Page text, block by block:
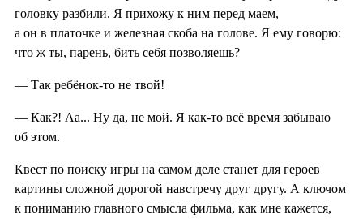
головку разбили. Я прихожу к ним перед маем,
а он в платочке и железная скоба на голове. Я ему говорю:
что ж ты, парень, бить себя позволяешь?
— Так ребёнок-то не твой!
— Как?! Аа... Ну да, не мой. Я как-то всё время забываю
об этом.
Квест по поиску игры на самом деле станет для героев
картины сложной дорогой навстречу друг другу. А ключом
к пониманию главного смысла фильма, как мне кажется,